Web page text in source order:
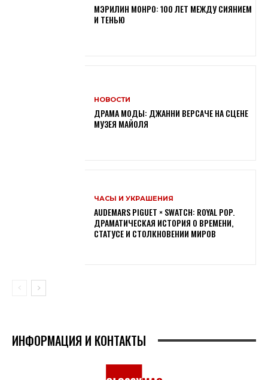
МЭРИЛИН МОНРО: 100 ЛЕТ МЕЖДУ СИЯНИЕМ
И ТЕНЬЮ
НОВОСТИ
ДРАМА МОДЫ: ДЖАННИ ВЕРСАЧЕ НА СЦЕНЕ
МУЗЕЯ МАЙОЛЯ
ЧАСЫ И УКРАШЕНИЯ
AUDEMARS PIGUET × SWATCH: ROYAL POP.
ДРАМАТИЧЕСКАЯ ИСТОРИЯ О ВРЕМЕНИ,
СТАТУСЕ И СТОЛКНОВЕНИИ МИРОВ
ИНФОРМАЦИЯ И КОНТАКТЫ